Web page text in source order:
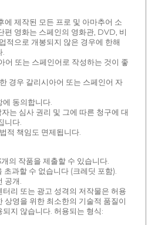
에 제작된 모든 프로 및 아마추어 소
편 영화는 스페인의 영화관, DVD, 비
적으로 개봉되지 않은 경우에 한해
.
어 또는 스페인어로 작성하는 것이 좋
경우 갈리시아어 또는 스페인어 자
에 동의합니다.
는 심사 권리 및 그에 따른 청구에 대
니다.
적 책임도 면제됩니다.
의 작품을 제출할 수 있습니다.
초과할 수 없습니다 (크레딧 포함).
공개.
터리 또는 광고 성격의 저작물은 허용
상영을 위한 최소한의 기술적 품질이
되지 않습니다. 허용되는 형식: